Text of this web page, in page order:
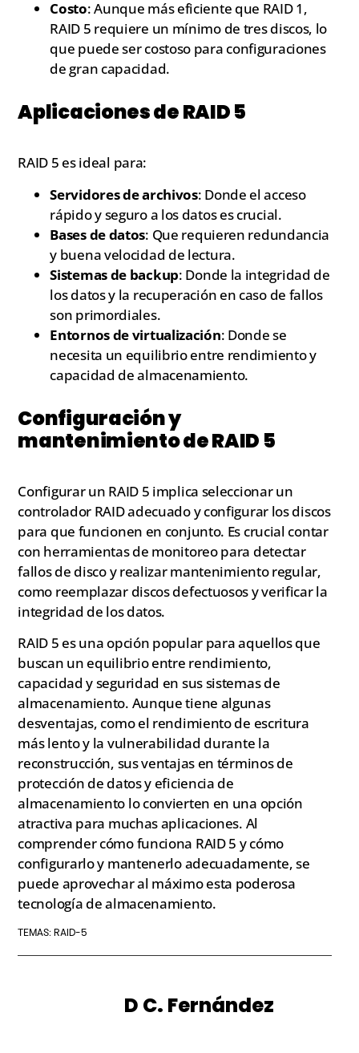
Costo: Aunque más eficiente que RAID 1,
RAID 5 requiere un mínimo de tres discos, lo
que puede ser costoso para configuraciones
de gran capacidad.
Aplicaciones de RAID 5
RAID 5 es ideal para:
Servidores de archivos: Donde el acceso
rápido y seguro a los datos es crucial.
Bases de datos: Que requieren redundancia
y buena velocidad de lectura.
Sistemas de backup: Donde la integridad de
los datos y la recuperación en caso de fallos
son primordiales.
Entornos de virtualización: Donde se
necesita un equilibrio entre rendimiento y
capacidad de almacenamiento.
Configuración y
mantenimiento de RAID 5
Configurar un RAID 5 implica seleccionar un
controlador RAID adecuado y configurar los discos
para que funcionen en conjunto. Es crucial contar
con herramientas de monitoreo para detectar
fallos de disco y realizar mantenimiento regular,
como reemplazar discos defectuosos y verificar la
integridad de los datos.
RAID 5 es una opción popular para aquellos que
buscan un equilibrio entre rendimiento,
capacidad y seguridad en sus sistemas de
almacenamiento. Aunque tiene algunas
desventajas, como el rendimiento de escritura
más lento y la vulnerabilidad durante la
reconstrucción, sus ventajas en términos de
protección de datos y eficiencia de
almacenamiento lo convierten en una opción
atractiva para muchas aplicaciones. Al
comprender cómo funciona RAID 5 y cómo
configurarlo y mantenerlo adecuadamente, se
puede aprovechar al máximo esta poderosa
tecnología de almacenamiento.
TEMAS:RAID-5
D C. Fernández